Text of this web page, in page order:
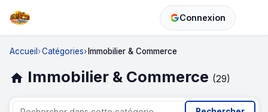
Connexion
Accueil Catégories Immobilier & Commerce
home Immobilier & Commerce (29)